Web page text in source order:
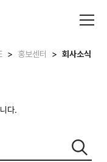
> 홍보센터 > 회사소식
다.